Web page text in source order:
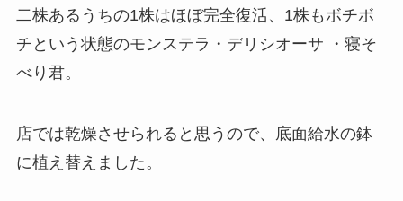
二株あるうちの1株はほぼ完全復活、1株もボチボ
チという状態のモンステラ・デリシオーサ ・寝そ
べり君。
店では乾燥させられると思うので、底面給水の鉢
に植え替えました。